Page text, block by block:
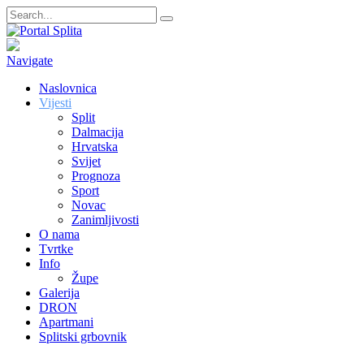
Navigate
Naslovnica
Vijesti
Split
Dalmacija
Hrvatska
Svijet
Prognoza
Sport
Novac
Zanimljivosti
O nama
Tvrtke
Info
Župe
Galerija
DRON
Apartmani
Splitski grbovnik